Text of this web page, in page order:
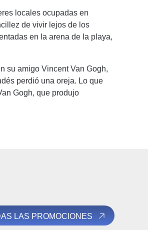
locales ocupadas en
de vivir lejos de los
en la arena de la playa,
su amigo Vincent Van Gogh,
perdió una oreja. Lo que
Gogh, que produjo
LAS PROMOCIONES